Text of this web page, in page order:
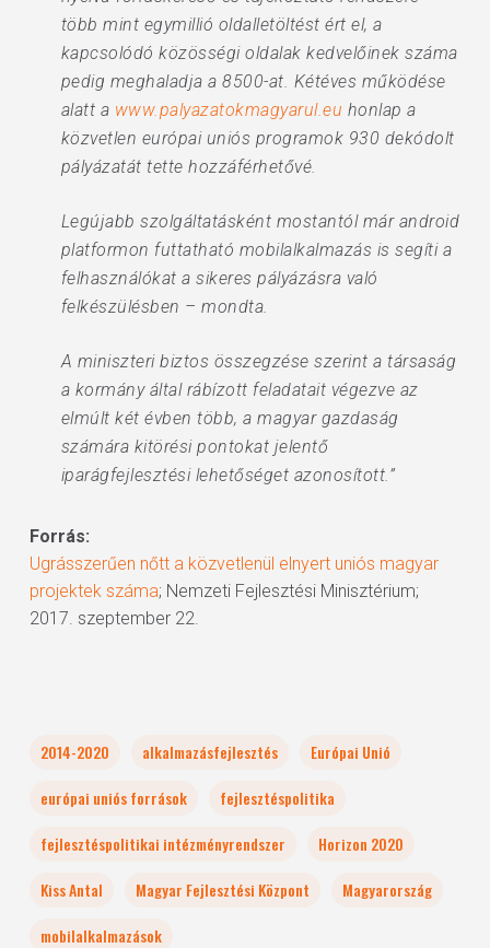
több mint egymillió oldalletöltést ért el, a
kapcsolódó közösségi oldalak kedvelőinek száma
pedig meghaladja a 8500-at. Kétéves működése
alatt a www.palyazatokmagyarul.eu honlap a
közvetlen európai uniós programok 930 dekódolt
pályázatát tette hozzáférhetővé.
Legújabb szolgáltatásként mostantól már android
platformon futtatható mobilalkalmazás is segíti a
felhasználókat a sikeres pályázásra való
felkészülésben – mondta.
A miniszteri biztos összegzése szerint a társaság
a kormány által rábízott feladatait végezve az
elmúlt két évben több, a magyar gazdaság
számára kitörési pontokat jelentő
iparágfejlesztési lehetőséget azonosított.”
Forrás:
Ugrásszerűen nőtt a közvetlenül elnyert uniós magyar
projektek száma; Nemzeti Fejlesztési Minisztérium;
2017. szeptember 22.
2014-2020 alkalmazásfejlesztés
Európai Unió
európai uniós források
fejlesztéspolitika
fejlesztéspolitikai intézményrendszer
Horizon 2020
Kiss Antal
Magyar Fejlesztési Központ
Magyarország
mobilalkalmazások